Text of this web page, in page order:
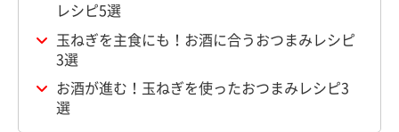
レシピ5選
玉ねぎを主食にも！お酒に合うおつまみレシピ
3選
お酒が進む！玉ねぎを使ったおつまみレシピ3
選